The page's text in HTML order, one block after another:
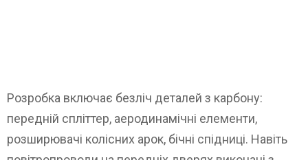
Розробка включає безліч деталей з карбону:
передній спліттер, аеродинамічні елементи,
розширювачі колісних арок, бічні спідниці. Навіть